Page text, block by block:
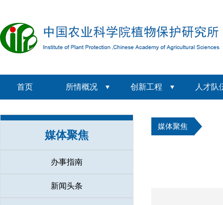
首页 所情概况 创新工程 人才队
媒体聚焦
办事指南
新闻头条
媒体聚焦